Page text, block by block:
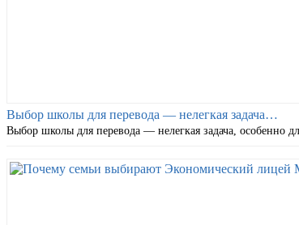
Выбор школы для перевода — нелегкая задача…
Выбор школы для перевода — нелегкая задача, особенно